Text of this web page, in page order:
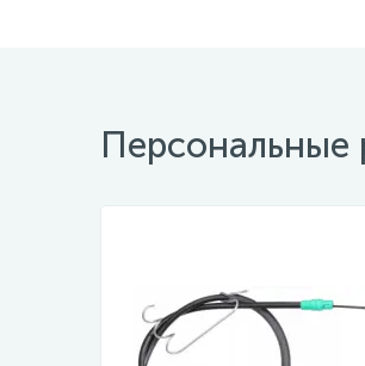
Персональные